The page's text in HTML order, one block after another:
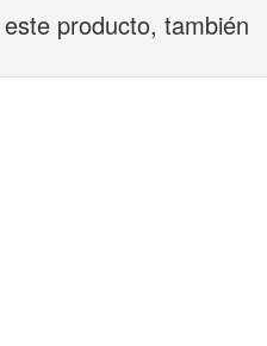
producto, también